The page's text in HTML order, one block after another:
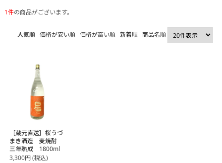
1件の商品がございます。
人気順 価格が安い順 価格が高い順 新着順 商品名順
［蔵元直送］桜うづ
まき酒造 麦焼酎
三年熟成 1800ml
3,300円(税込)